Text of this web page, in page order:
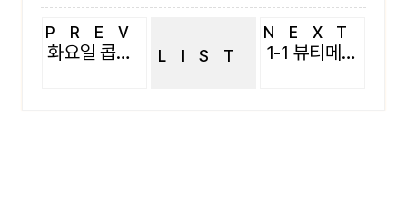
PREV
화요일 콥수업 LIST
NEXT
1-1 뷰티메디컬 메이크업